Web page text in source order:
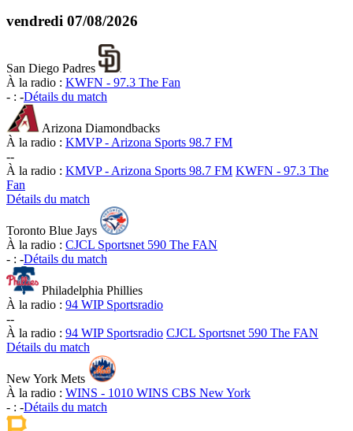
vendredi 07/08/2026
San Diego Padres
À la radio : KWFN - 97.3 The Fan
- : -Détails du match
Arizona Diamondbacks
À la radio : KMVP - Arizona Sports 98.7 FM
--
À la radio : KMVP - Arizona Sports 98.7 FM KWFN - 97.3 The
Fan
Détails du match
Toronto Blue Jays
À la radio : CJCL Sportsnet 590 The FAN
- : -Détails du match
Philadelphia Phillies
À la radio : 94 WIP Sportsradio
--
À la radio : 94 WIP Sportsradio CJCL Sportsnet 590 The FAN
Détails du match
New York Mets
À la radio : WINS - 1010 WINS CBS New York
- : -Détails du match